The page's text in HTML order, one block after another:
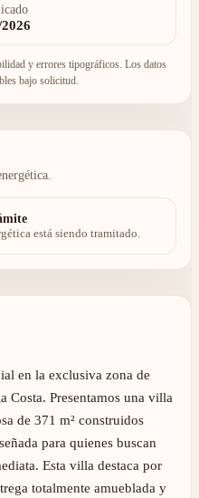
y errores tipográficos. Los datos
bajo solicitud.
está siendo tramitado.
en la exclusiva zona de
Costa. Presentamos una villa
de 371 m² construidos
para quienes buscan
Esta villa destaca por
totalmente amueblada y